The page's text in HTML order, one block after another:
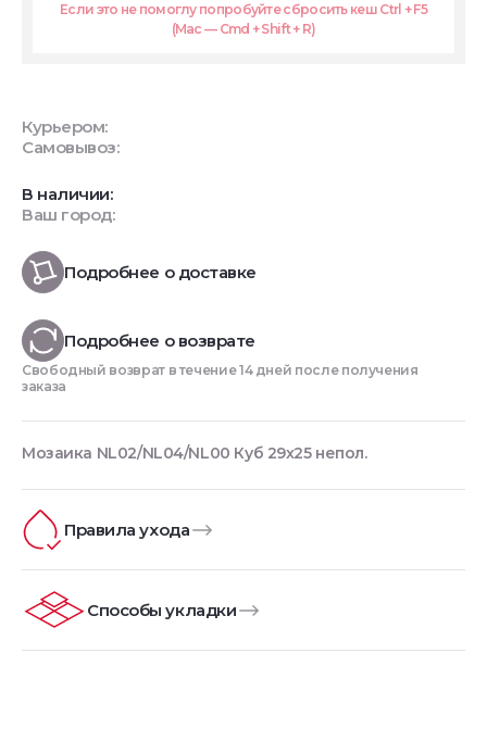
Если это не помоглу попробуйте сбросить кеш Ctrl + F5
(Mac — Cmd + Shift + R)
Курьером:
Самовывоз:
В наличии:
Ваш город:
Подробнее о доставке
Подробнее о возврате
Свободный возврат в течение 14 дней после получения
заказа
Мозаика NL02/NL04/NL00 Куб 29x25 непол.
Правила ухода
Способы укладки